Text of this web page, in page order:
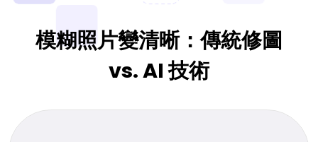
模糊照片變清晰：傳統修圖
vs. AI 技術